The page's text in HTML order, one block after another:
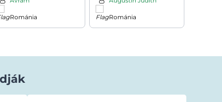
Románia Románia